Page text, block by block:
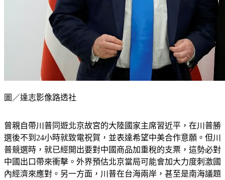
選後不到24小時就致電祝賀，並表達希望中美合作意願。但川
普競選時，就已經開出要對中國商品加重稅的支票，這勢必對
中國出口帶來衝擊。外界預估北京當局可能會加大力度刺激國
內經濟來應對。另一方面，川普在台海兩岸，甚至是南海議題
上的不確定性，一方面可能增加台灣等印太盟友的安全憂慮，